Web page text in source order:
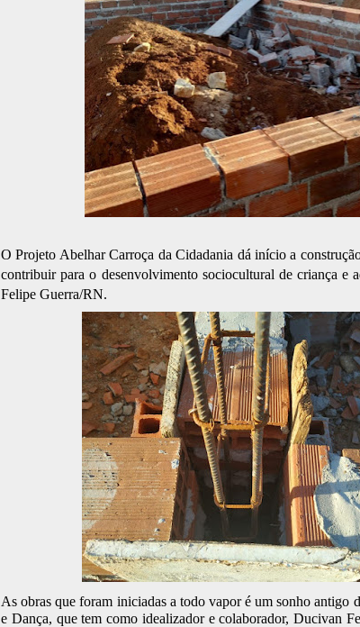
O Projeto Abelhar Carroça da Cidadania dá início a
contribuir para o desenvolvimento sociocultural de criança e
Felipe Guerra/RN.
As obras que foram iniciadas a todo vapor é um sonho antigo
e Dança, que tem como idealizador e colaborador, Ducivan